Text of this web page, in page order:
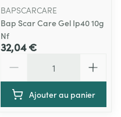
BAPSCARCARE
Bap Scar Care Gel Ip40 10g
Nf
32,04 €
Ajouter au panier